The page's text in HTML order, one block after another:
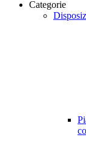
Categorie